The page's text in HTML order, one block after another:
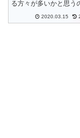
る方々が多いかと思う
年まだ乗っていません
まなので。で、ちょこ
2020.03.15